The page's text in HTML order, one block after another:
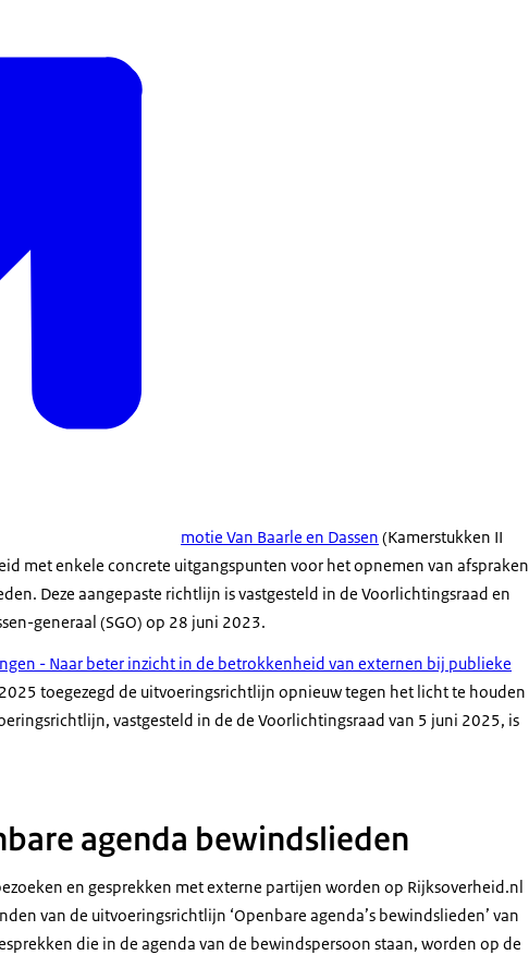
motie Van Baarle en Dassen (Kamerstukken II
met enkele concrete uitgangspunten voor het opnemen van afspraken
Deze aangepaste richtlijn is vastgesteld in de Voorlichtingsraad en
generaal (SGO) op 28 juni 2023.
- Naar beter inzicht in de betrokkenheid van externen bij publieke
toegezegd de uitvoeringsrichtlijn opnieuw tegen het licht te houden
vastgesteld in de de Voorlichtingsraad van 5 juni 2025, is
agenda bewindslieden
en gesprekken met externe partijen worden op Rijksoverheid.nl
van de uitvoeringsrichtlijn ‘Openbare agenda’s bewindslieden’ van
die in de agenda van de bewindspersoon staan, worden op de